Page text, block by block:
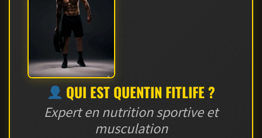
QUI EST QUENTIN FITLIFE ?
Expert en nutrition sportive et
musculation